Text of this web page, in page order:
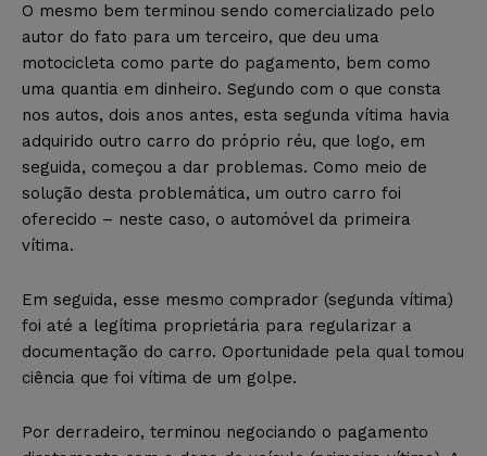
O mesmo bem terminou sendo comercializado pelo
autor do fato para um terceiro, que deu uma
motocicleta como parte do pagamento, bem como
uma quantia em dinheiro. Segundo com o que consta
nos autos, dois anos antes, esta segunda vítima havia
adquirido outro carro do próprio réu, que logo, em
seguida, começou a dar problemas. Como meio de
solução desta problemática, um outro carro foi
oferecido – neste caso, o automóvel da primeira
vítima.
Em seguida, esse mesmo comprador (segunda vítima)
foi até a legítima proprietária para regularizar a
documentação do carro. Oportunidade pela qual tomou
ciência que foi vítima de um golpe.
Por derradeiro, terminou negociando o pagamento